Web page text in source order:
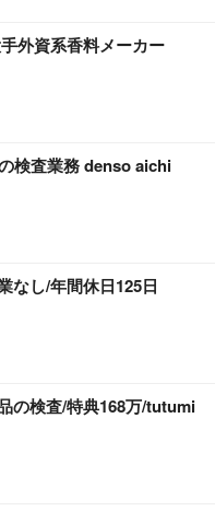
外資系香料メーカー
検査業務 denso aichi
なし/年間休日125日
の検査/特典168万/tutumi